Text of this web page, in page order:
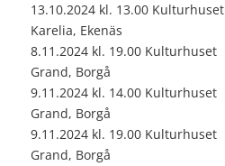
13.10.2024 kl. 13.00 Kulturhuset
Karelia, Ekenäs
8.11.2024 kl. 19.00 Kulturhuset
Grand, Borgå
9.11.2024 kl. 14.00 Kulturhuset
Grand, Borgå
9.11.2024 kl. 19.00 Kulturhuset
Grand, Borgå